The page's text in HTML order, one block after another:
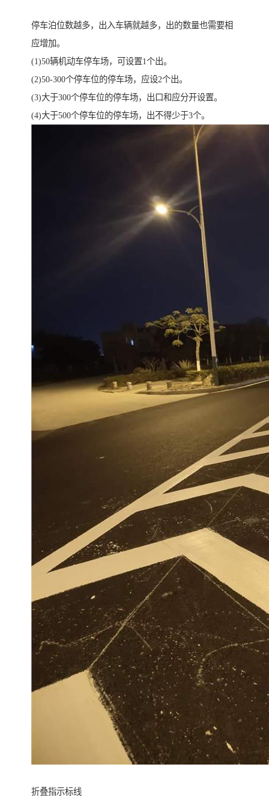
停车泊位数越多，出入车辆就越多，出的数量也需要相
应增加。
(1)50辆机动车停车场，可设置1个出。
(2)50-300个停车位的停车场，应设2个出。
(3)大于300个停车位的停车场，出口和应分开设置。
(4)大于500个停车位的停车场，出不得少于3个。
折叠指示标线